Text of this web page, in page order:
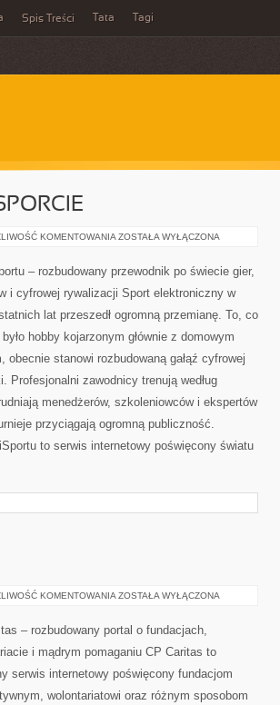
Spis Treści Tata Tagi
KOMENTOWANIA KARIERA
E-
ZOSTAŁA WYŁĄCZONA
– rozbudowany przewodnik po świecie gier,
i cyfrowej rywalizacji Sport elektroniczny w
lat przeszedł ogromną przemianę. To, co
hobby kojarzonym głównie z domowym
obecnie stanowi rozbudowaną gałąź cyfrowej
Profesjonalni zawodnicy trenują według
menedżerów, szkoleniowców i ekspertów
przyciągają ogromną publiczność.
to serwis internetowy poświęcony światu
KOMENTOWANIA KSIĘGOWOŚĆ
ZOSTAŁA WYŁĄCZONA
– rozbudowany portal o fundacjach,
i mądrym pomaganiu CP Caritas to
serwis internetowy poświęcony fundacjom
wolontariatowi oraz różnym sposobom